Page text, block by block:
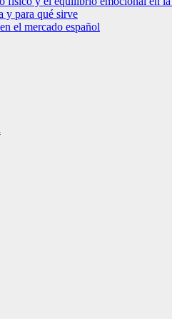
y para qué sirve
el mercado español